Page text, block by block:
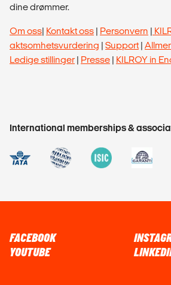
dine drømmer.
Om oss| Kontakt oss | Personvern |
aktsomhetsvurdering | Support|
Ledige stillinger | Presse | KILROY in
International memberships &
FACEBOOK
YOUTUBE